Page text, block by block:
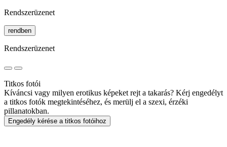
Rendszerüzenet
rendben
Rendszerüzenet
Titkos fotói
Kíváncsi vagy milyen erotikus képeket rejt a takarás? Kérj engedélyt
a titkos fotók megtekintéséhez, és merülj el a szexi, érzéki
pillanatokban.
Engedély kérése a titkos fotóihoz